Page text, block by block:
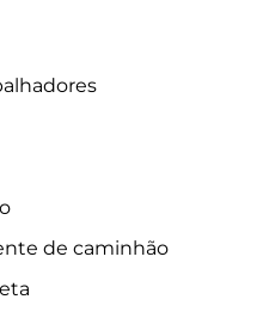
de caminhão